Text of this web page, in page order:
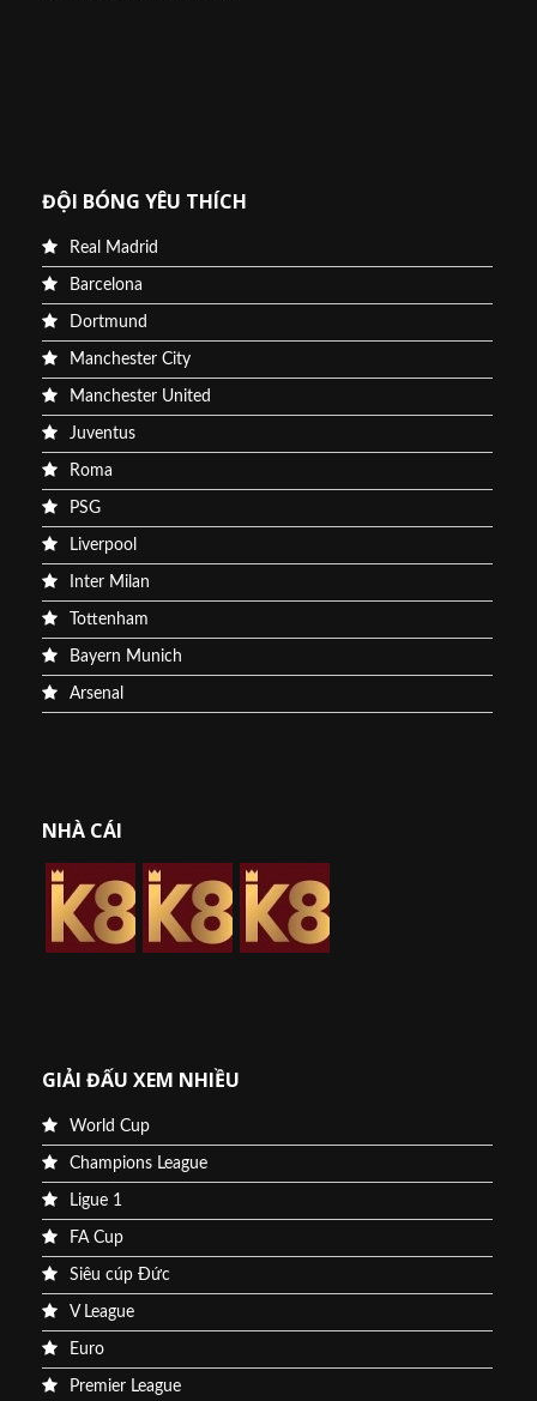
ĐỘI BÓNG YÊU THÍCH
Real Madrid
Barcelona
Dortmund
Manchester City
Manchester United
Juventus
Roma
PSG
Liverpool
Inter Milan
Tottenham
Bayern Munich
Arsenal
NHÀ CÁI
GIẢI ĐẤU XEM NHIỀU
World Cup
Champions League
Ligue 1
FA Cup
Siêu cúp Đức
V League
Euro
Premier League